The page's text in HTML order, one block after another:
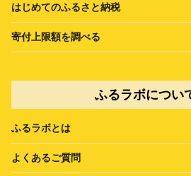
はじめてのふるさと納税
寄付上限額を調べる
ふるラボについ
ふるラボとは
よくあるご質問